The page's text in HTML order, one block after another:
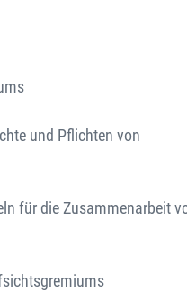
und Pflichten von
für die Zusammenarbeit